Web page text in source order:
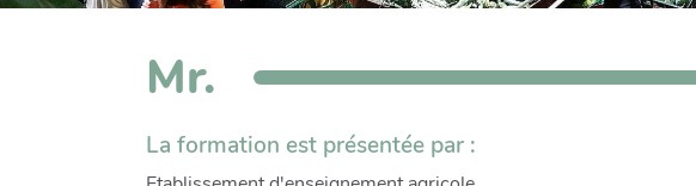
Mr.
La formation est présentée par :